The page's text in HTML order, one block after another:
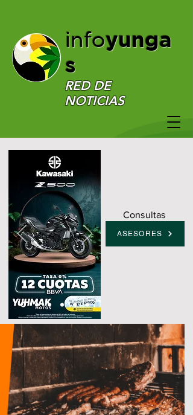
infoyunga
s
RED DE
NOTICIAS
Consultas
ASESORES